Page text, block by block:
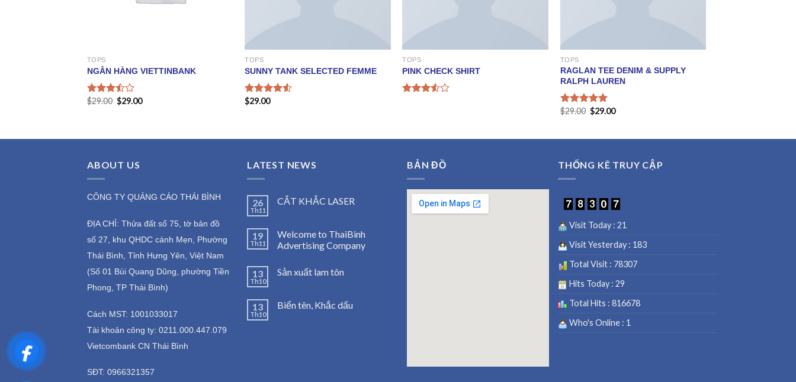
TOPS
NGÂN HÀNG VIETTINBANK
Rated
$29.00 $29.00
TOPS
SUNNY TANK SELECTED FEMME
Rated
$29.00
TOPS
PINK CHECK SHIRT
TOPS
RAGLAN TEE DENIM & SUPPLY
RALPH LAUREN
Rated 5.00
$29.00 $29.00
ABOUT US
CÔNG TY QUẢNG CÁO THÁI BÌNH
ĐỊA CHỈ: Thửa đất số 75, tờ bản đồ
số 27, khu QHDC cánh Mẹn, Phường
Thái Bình, Tỉnh Hưng Yên, Việt Nam
(Số 01 Bùi Quang Dũng, phường Tiền
Phong, TP Thái Bình)
Cách MST: 1001033017
Tài khoản công ty: 0211.000.447.079
Vietcombank CN Thái Bình
SĐT: 0966321357
LATEST NEWS
26
Th11
CẮT KHẮC LASER
19
Th11
Welcome to ThaiBinh
Advertising Company
13
Th10
Sản xuất lam tôn
13
Th10
Biển tên, Khắc dấu
BẢN ĐỒ THỐNG KÊ TRUY CẬP
Visit Today : 21
Visit Yesterday : 183
Total Visit : 78307
Hits Today : 29
Total Hits : 816678
Who's Online : 1